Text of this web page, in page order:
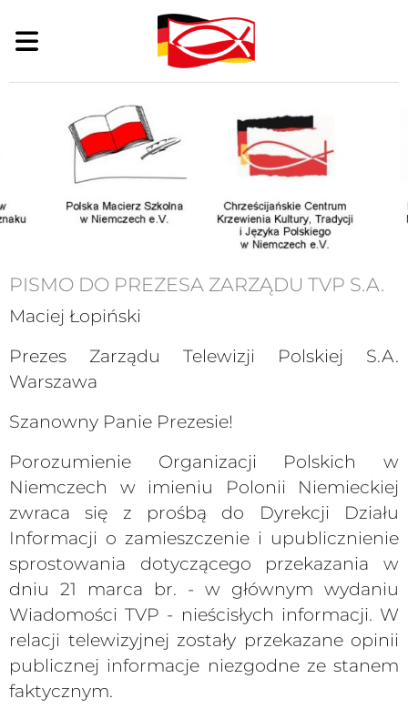
PISMO DO PREZESA ZARZĄDU TVP S.A.
Maciej Łopiński
Prezes Zarządu Telewizji Polskiej S.A.
Warszawa
Szanowny Panie Prezesie!
Porozumienie Organizacji Polskich w
Niemczech w imieniu Polonii Niemieckiej
zwraca się z prośbą do Dyrekcji Działu
Informacji o zamieszczenie i upublicznienie
sprostowania dotyczącego przekazania w
dniu 21 marca br. - w głównym wydaniu
Wiadomości TVP - nieścisłych informacji. W
relacji telewizyjnej zostały przekazane opinii
publicznej informacje niezgodne ze stanem
faktycznym.